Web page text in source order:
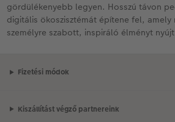
gördülékenyebb legyen. Hosszú távon
digitális ökoszisztémát építene fel,
személyre szabott, inspiráló élményt
Fizetési módok
Kiszállítást végző partnereink